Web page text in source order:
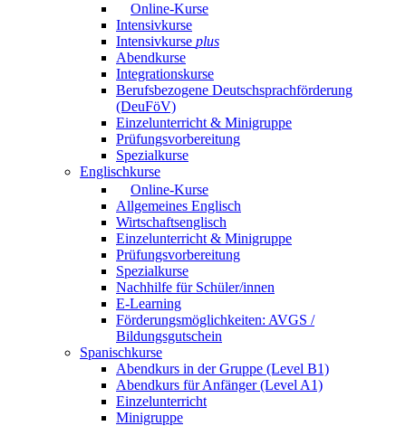
Online-Kurse
Intensivkurse
Intensivkurse plus
Abendkurse
Integrationskurse
Berufsbezogene Deutschsprachförderung
(DeuFöV)
Einzelunterricht & Minigruppe
Prüfungsvorbereitung
Spezialkurse
Englischkurse
Online-Kurse
Allgemeines Englisch
Wirtschaftsenglisch
Einzelunterricht & Minigruppe
Prüfungsvorbereitung
Spezialkurse
Nachhilfe für Schüler/innen
E-Learning
Förderungsmöglichkeiten: AVGS /
Bildungsgutschein
Spanischkurse
Abendkurs in der Gruppe (Level B1)
Abendkurs für Anfänger (Level A1)
Einzelunterricht
Minigruppe